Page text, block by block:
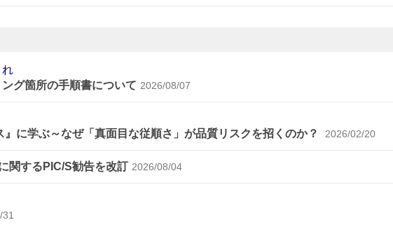
れ
グ箇所の手順書について 2026/08/07
に学ぶ～なぜ「真面目な従順さ」が品質リスクを招くのか？
2026/02/20
関するPIC/S勧告を改訂 2026/08/04